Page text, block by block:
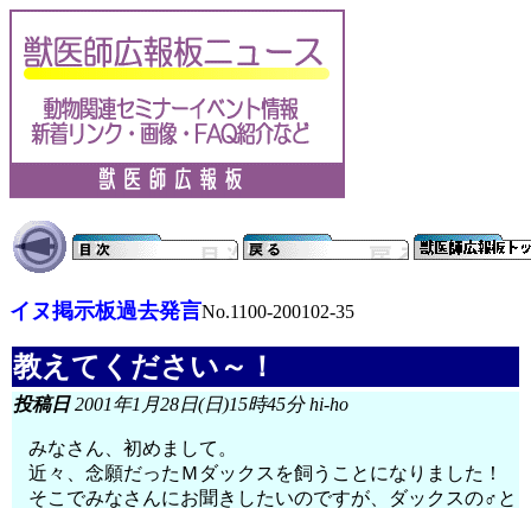
イヌ掲示板過去発言No.1100-200102-35
教えてください～！
投稿日2001年1月28日(日)15時45分 hi-ho
みなさん、初めまして。
近々、念願だったＭダックスを飼うことになりました！
そこでみなさんにお聞きしたいのですが、ダックスの♂と